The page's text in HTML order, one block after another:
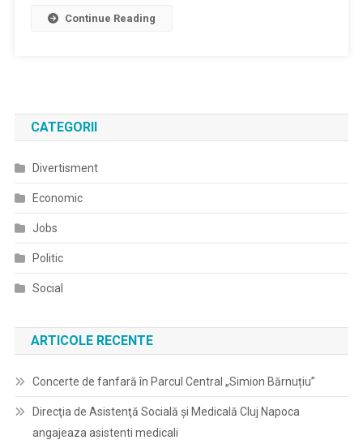
Continue Reading
CATEGORII
Divertisment
Economic
Jobs
Politic
Social
ARTICOLE RECENTE
Concerte de fanfară în Parcul Central „Simion Bărnuțiu”
Direcţia de Asistenţă Socială şi Medicală Cluj Napoca
angajeaza asistenti medicali